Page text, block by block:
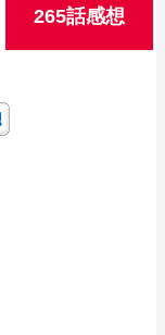
265話感想